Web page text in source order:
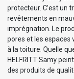
protecteur. C’est un
revêtements en
imprégnation. Le
pores et les espaces
à la toiture. Quelle
HELFRITT Samy
des produits de